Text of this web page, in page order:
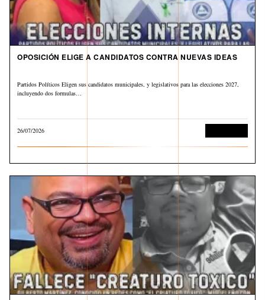
OPOSICIÓN ELIGE A CANDIDATOS CONTRA NUEVAS IDEAS
Partidos Políticos Eligen sus candidatos municipales, y legislativos para las elecciones 2027,
incluyendo dos formulas…
26/07/2026